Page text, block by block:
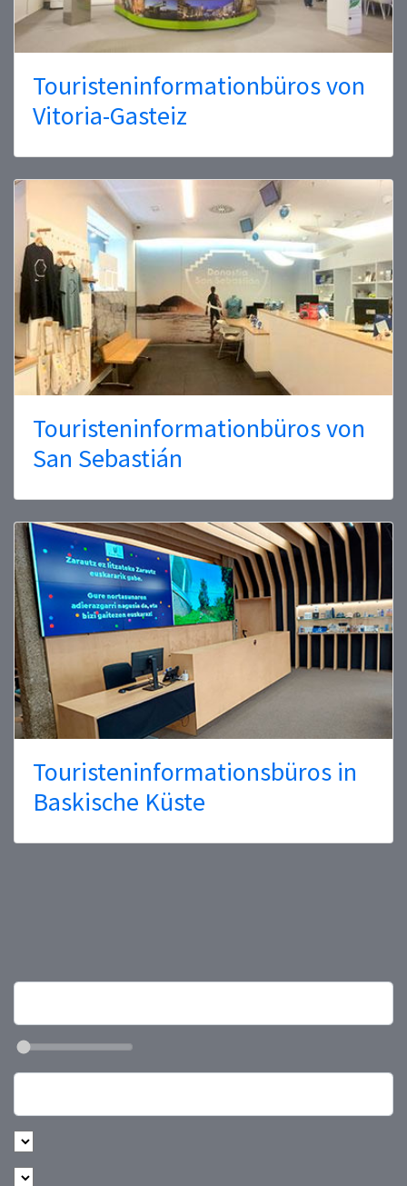
Touristeninformationbüros von
Vitoria-Gasteiz
Touristeninformationbüros von
San Sebastián
Touristeninformationsbüros in
Baskische Küste